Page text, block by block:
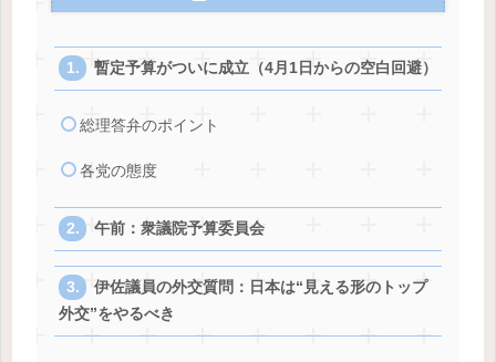
暫定予算がついに成立（4月1日からの空白回避）
総理答弁のポイント
各党の態度
午前：衆議院予算委員会
伊佐議員の外交質問：日本は“見える形のトップ
外交”をやるべき